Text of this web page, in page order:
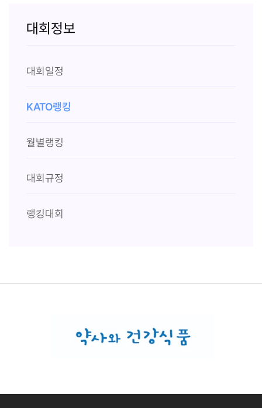
대회정보
대회일정
KATO랭킹
월별랭킹
대회규정
랭킹대회